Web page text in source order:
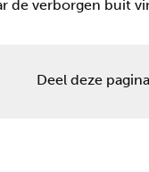
de verborgen buit
Deel deze